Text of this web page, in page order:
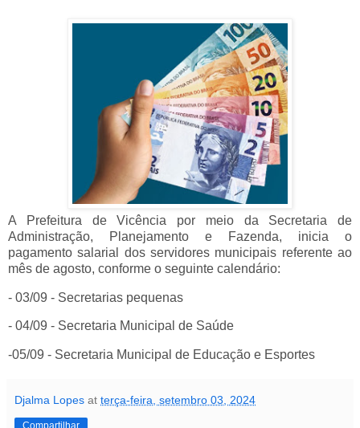
A Prefeitura de Vicência por meio da Secretaria de
Administração, Planejamento e Fazenda, inicia o
pagamento salarial dos servidores municipais referente ao
mês de agosto, conforme o seguinte calendário:
- 03/09 - Secretarias pequenas
- 04/09 - Secretaria Municipal de Saúde
-05/09 - Secretaria Municipal de Educação e Esportes
Djalma Lopes at terça-feira, setembro 03, 2024